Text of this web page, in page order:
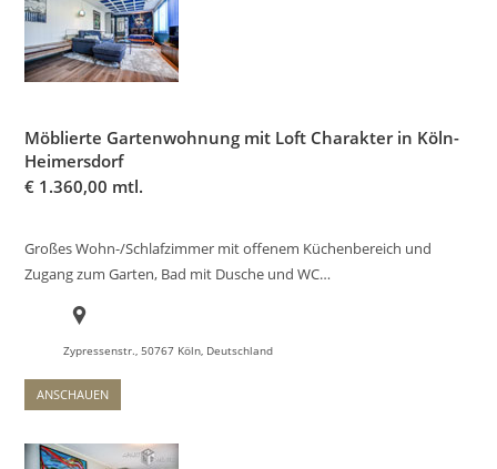
Möblierte Gartenwohnung mit Loft Charakter in Köln-
Heimersdorf
€ 1.360,00 mtl.
Großes Wohn-/Schlafzimmer mit offenem Küchenbereich und
Zugang zum Garten, Bad mit Dusche und WC…
Zypressenstr., 50767 Köln, Deutschland
ANSCHAUEN